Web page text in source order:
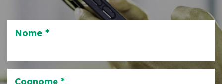
Nome *
Cognome *